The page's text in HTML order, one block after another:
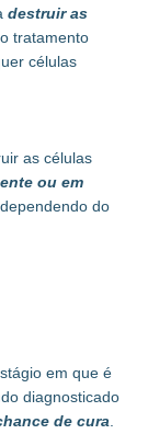
destruir as
tratamento
células
as células
ou em
do
em que é
diagnosticado
de cura.